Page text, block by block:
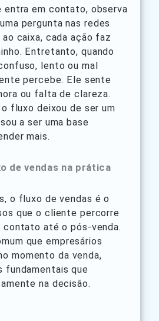
entra em contato, observa
pergunta nas redes
caixa, cada ação faz
Entretanto, quando
lento ou mal
percebe. Ele sente
ou falta de clareza.
fluxo deixou de ser um
a ser uma base
mais.
de vendas na prática
o fluxo de vendas é o
que o cliente percorre
contato até o pós-venda.
que empresários
momento da venda,
fundamentais que
na decisão.